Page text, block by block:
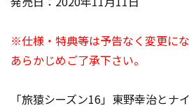
※仕様・特典等は予告なく変更にな
あらかじめご了承下さい。
「旅猿シーズン16」東野幸治とナ